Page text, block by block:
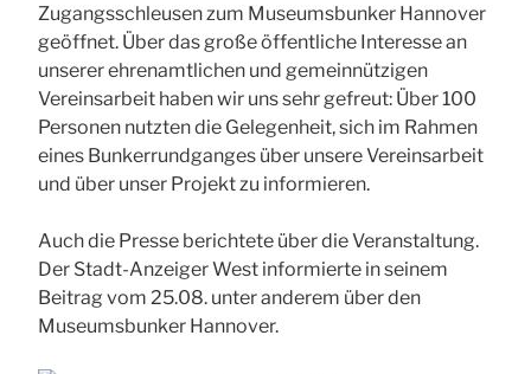
Zugangsschleusen zum Museumsbunker Hannover
geöffnet. Über das große öffentliche Interesse an
unserer ehrenamtlichen und gemeinnützigen
Vereinsarbeit haben wir uns sehr gefreut: Über 100
Personen nutzten die Gelegenheit, sich im Rahmen
eines Bunkerrundganges über unsere Vereinsarbeit
und über unser Projekt zu informieren.
Auch die Presse berichtete über die Veranstaltung.
Der Stadt-Anzeiger West informierte in seinem
Beitrag vom 25.08. unter anderem über den
Museumsbunker Hannover.